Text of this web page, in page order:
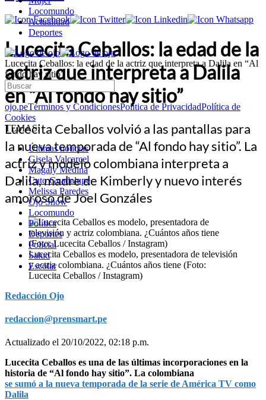
Locomundo
Actualidad
Deportes
Lucecita Ceballos: la edad de la actriz que interpreta a Dalila en “Al
fondo hay sitio”
ojo.peTérminos y CondicionesPolítica de PrivacidadPolítica de
Cookies
TEMAS:
Últimas noticias
Gisela Valcarcel
Magaly Medina
Cuto Guadalupe
Melissa Paredes
Ojo Show
Locomundo
Política
Deportes
Policial
Salud
Escolar
Lucecita Ceballos: la edad de la
actriz que interpreta a Dalila
en “Al fondo hay sitio”
Lucecita Ceballos volvió a las pantallas para
la nueva temporada de “Al fondo hay sitio”. La
actriz y modelo colombiana interpreta a
Dalila, madre de Kimberly y nuevo interés
amoroso de Joel Gonzáles
Lucecita Ceballos es modelo, presentadora de televisión
y actriz colombiana. ¿Cuántos años tiene (Foto:
Lucecita Ceballos / Instagram)
Redacción Ojo
redaccion@prensmart.pe
Actualizado el 20/10/2022, 02:18 p.m.
Lucecita Ceballos es una de las últimas incorporaciones en la
historia de “Al fondo hay sitio”. La colombiana
se sumó a la nueva temporada de la serie de América TV como
Dalila